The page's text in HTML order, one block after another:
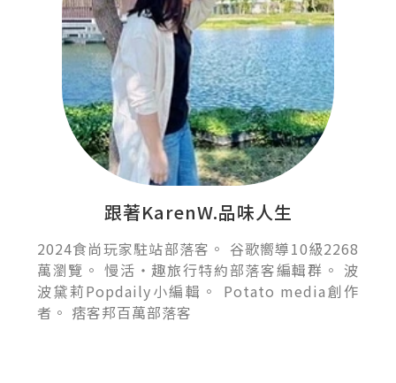
跟著KarenW.品味人生
2024食尚玩家駐站部落客。 谷歌嚮導10級2268
萬瀏覽。 慢活‧趣旅行特約部落客編輯群。 波
波黛莉Popdaily小編輯。 Potato media創作
者。 痞客邦百萬部落客